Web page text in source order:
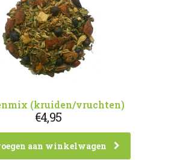
(kruiden/vruchten)
€4,95
aan winkelwagen